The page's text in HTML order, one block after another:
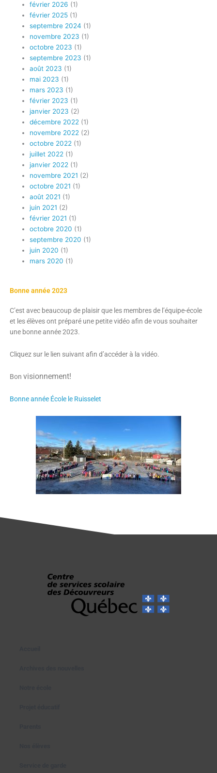
février 2026 (1)
février 2025 (1)
septembre 2024 (1)
novembre 2023 (1)
octobre 2023 (1)
septembre 2023 (1)
août 2023 (1)
mai 2023 (1)
mars 2023 (1)
février 2023 (1)
janvier 2023 (2)
décembre 2022 (1)
novembre 2022 (2)
octobre 2022 (1)
juillet 2022 (1)
janvier 2022 (1)
novembre 2021 (2)
octobre 2021 (1)
août 2021 (1)
juin 2021 (2)
février 2021 (1)
octobre 2020 (1)
septembre 2020 (1)
juin 2020 (1)
mars 2020 (1)
Bonne année 2023
C’est avec beaucoup de plaisir que les membres de l’équipe-école
et les élèves ont préparé une petite vidéo afin de vous souhaiter
une bonne année 2023.
Cliquez sur le lien suivant afin d’accéder à la vidéo.
Bon visionnement!
Bonne année École le Ruisselet